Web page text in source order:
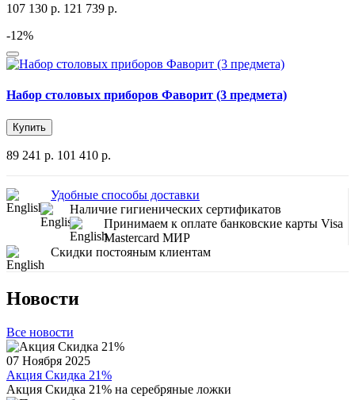
107 130 р. 121 739 р.
-12%
Набор столовых приборов Фаворит (3 предмета)
Купить
89 241 р. 101 410 р.
Удобные способы доставки
Наличие гигиенических сертификатов
Принимаем к оплате банковские карты Visa
Mastercard МИР
Скидки постояным клиентам
Новости
Все новости
07 Ноября 2025
Акция Скидка 21%
Акция Скидка 21% на серебряные ложки